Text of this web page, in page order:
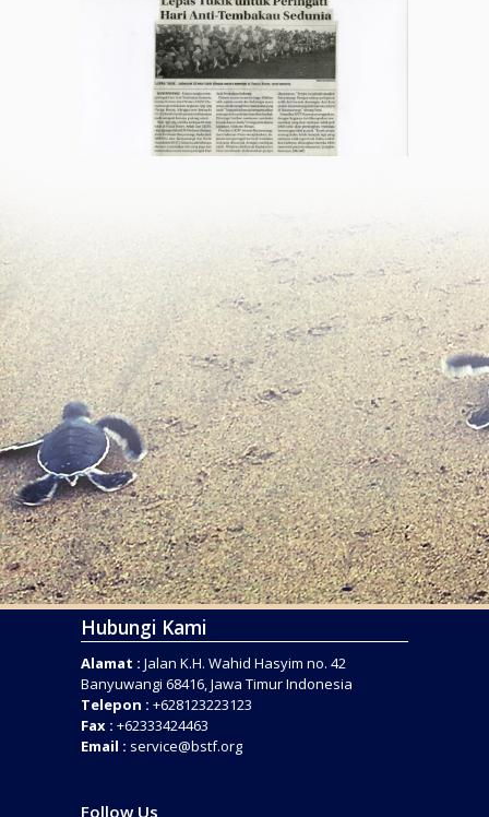
Hubungi Kami
Alamat : Jalan K.H. Wahid Hasyim no. 42
Banyuwangi 68416, Jawa Timur Indonesia
Telepon : +628123223123
Fax : +62333424463
Email : service@bstf.org
Follow Us